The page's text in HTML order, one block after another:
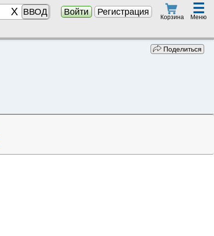
ВВОД Войти Регистрация
Корзина
☰
Меню
Поделиться